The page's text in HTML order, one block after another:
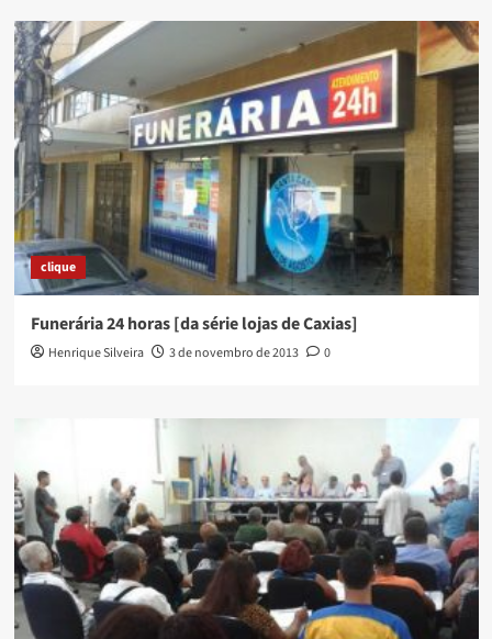
O
PMLL
(Plano
Municipal
do
Livro
e
Leitura)
Duque
Caxias:
balanço
de
e
desafios
clique
Funerária 24 horas [da série lojas de Caxias]
Henrique Silveira 3 de novembro de 2013 0